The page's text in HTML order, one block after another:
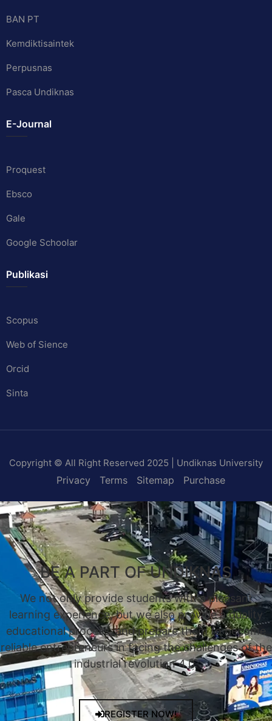
BAN PT
Kemdiktisaintek
Perpusnas
Pasca Undiknas
E-Journal
Proquest
Ebsco
Gale
Google Schoolar
Publikasi
Scopus
Web of Sience
Orcid
Sinta
Copyright © All Right Reserved 2025 | Undiknas University
Privacy Terms Sitemap Purchase
BE A PART OF UNDIKNAS
We not only provide students with a pleasant
learning experience, but we also provide a quality
educational process, and prepare them to become
reliable entrepreneurs in facing the challenges of the
industrial revolution 4.0.
REGISTER NOW!